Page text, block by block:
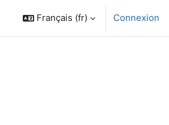
Français ‎(fr)‎ Connexion